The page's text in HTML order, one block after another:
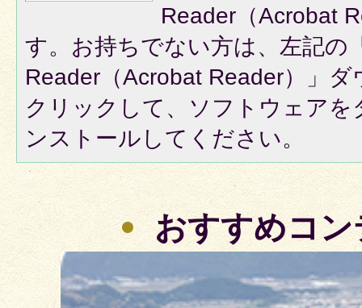
Reader（Acrobat
す。お持ちでない方は、左記の
Reader（Acrobat Reader）」
クリックして、ソフトウェア
ンストールしてください。
おすすめコン
3